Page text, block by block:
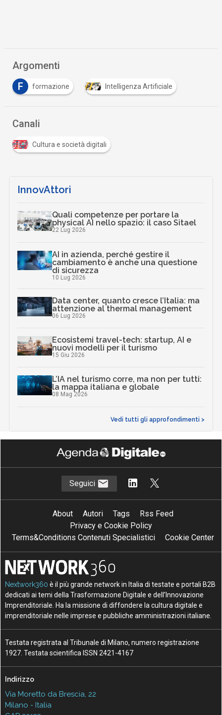
Argomenti
F
formazione Intelligenza Artificiale
Canali
Cultura e società digitali
InnovAttori
Quali competenze per portare la
physical AI nello spazio: il caso Sitael
22 Lug 2026
AI in azienda, perché gestire il
cambiamento è anche una questione
di sicurezza
10 Lug 2026
Data center, quanto cresce l’Italia: ma
attenzione al thermal management
06 Lug 2026
Ecosistemi travel-tech: startup, AI e
nuovi modelli per il turismo
15 Giu 2026
L’IA nel turismo corre, ma non per tutti:
la mappa italiana e globale
08 Mag 2026
Vedi tutti gli approfondimenti >
Seguici
About Autori Tags
Rss Feed
Privacy e Cookie Policy
Terms&Conditions Contenuti Specialistici
Cookie Center
Nextwork360 è il più grande network in Italia di testate e portali B2B
dedicati ai temi della Trasformazione Digitale e dell’Innovazione
Imprenditoriale. Ha la missione di diffondere la cultura digitale e
imprenditoriale nelle imprese e pubbliche amministrazioni italiane.
Testata registrata al Tribunale di Milano, numero registrazione
1927. Testata scientifica ISSN 2421-4167
Indirizzo
Via Moretto da Brescia, 22
Milano - Italia